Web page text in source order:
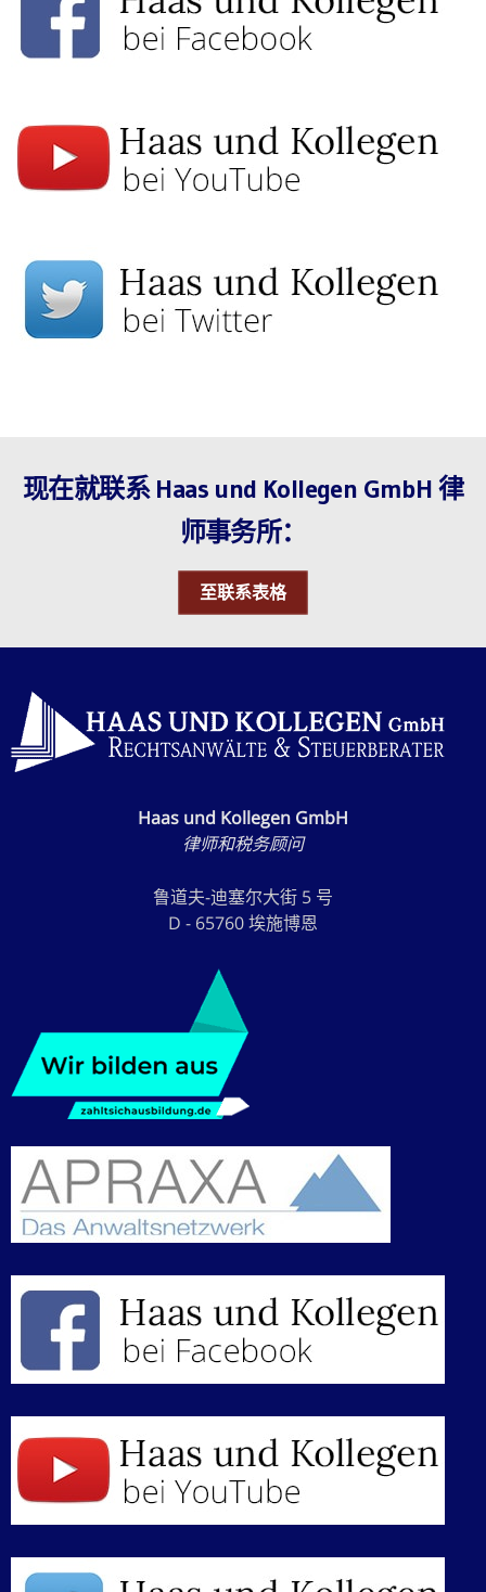
现在就联系 Haas und Kollegen GmbH 律
师事务所：
至联系表格
Haas und Kollegen GmbH
律师和税务顾问
鲁道夫-迪塞尔大街 5 号
D - 65760 埃施博恩